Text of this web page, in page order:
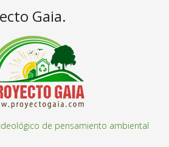
Gaia.
de pensamiento ambiental